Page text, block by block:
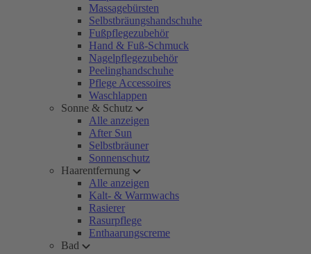
Massagebürsten
Selbstbräungshandschuhe
Fußpflegezubehör
Hand & Fuß-Schmuck
Nagelpflegezubehör
Peelinghandschuhe
Pflege Accessoires
Waschlappen
Sonne & Schutz
Alle anzeigen
After Sun
Selbstbräuner
Sonnenschutz
Haarentfernung
Alle anzeigen
Kalt- & Warmwachs
Rasierer
Rasurpflege
Enthaarungscreme
Bad